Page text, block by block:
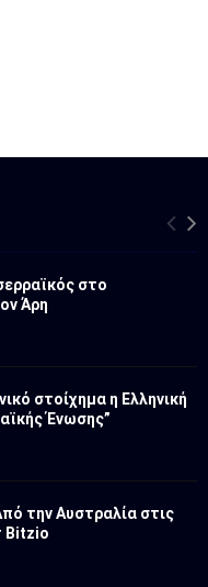
στο
Άρη
στοίχημα η Ελληνική
Ένωσης”
την Αυστραλία στις
Bitzio